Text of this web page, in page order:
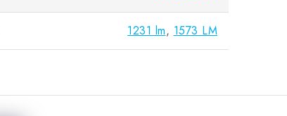
1231 lm, 1573 LM